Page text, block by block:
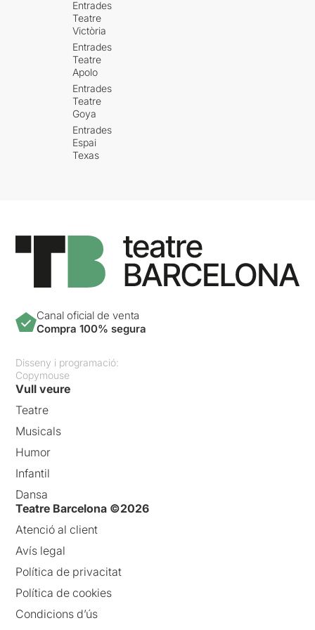
Entrades
Teatre
Victòria
Entrades
Teatre
Apolo
Entrades
Teatre
Goya
Entrades
Espai
Texas
Canal oficial de venta
Compra 100% segura
Disseny i programació:
Copymouse
Vull veure
Teatre
Musicals
Humor
Infantil
Dansa
Teatre Barcelona ©2026
Atenció al client
Avís legal
Política de privacitat
Política de cookies
Condicions d’ús